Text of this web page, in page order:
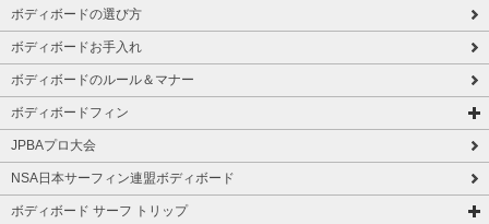
ボディボードの選び方
ボディボードお手入れ
ボディボードのルール＆マナー
ボディボードフィン
JPBAプロ大会
NSA日本サーフィン連盟ボディボード
ボディボード サーフ トリップ